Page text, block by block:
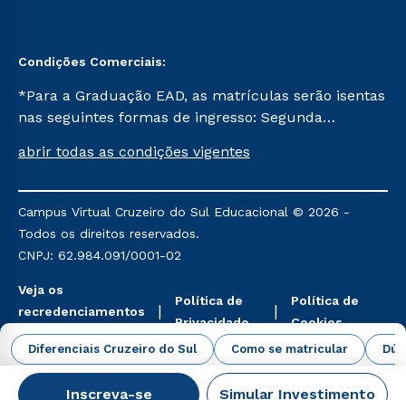
Diferenciais Cruzeiro do Sul Como se matricular
Inscreva-se Simular Investimento
Condições Comerciais:
*Para a Graduação EAD, as matrículas serão isentas
nas seguintes formas de ingresso: Segunda
Já para as demais, a taxa de matrícula será de R$
mencionadas são referentes aos cursos: Ensino
Religioso, Geografia para a Docência e Metodologia
do Ensino de História: Questões Atuais.
abrir todas as condições vigentes
Campus Virtual Cruzeiro do Sul Educacional © 2026 -
Todos os direitos reservados.
CNPJ: 62.984.091/0001-02
Veja os
recredenciamentos
aqui
Política de
Privacidade
Política de
Cookies